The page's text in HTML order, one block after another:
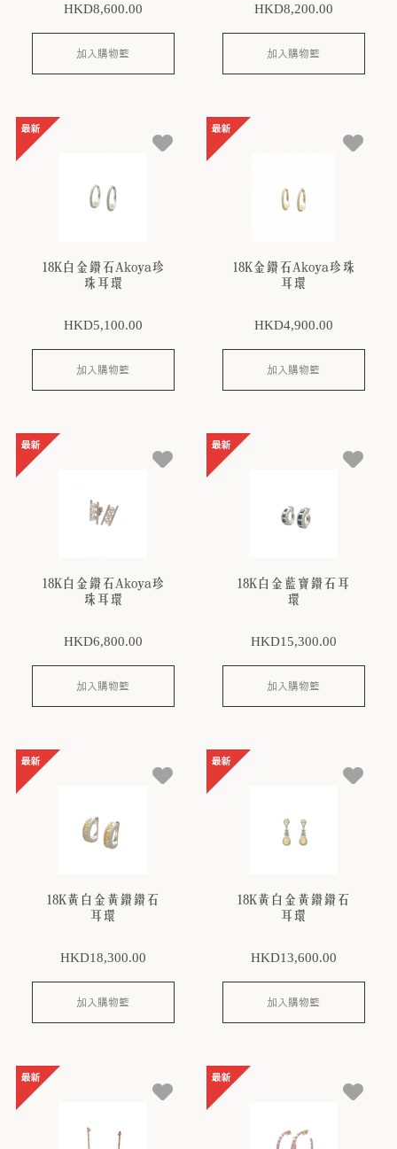
HKD8,600.00
加入購物籃
HKD8,200.00
加入購物籃
18K白金鑽石Akoya珍
珠耳環
HKD5,100.00
加入購物籃
18K金鑽石Akoya珍珠
耳環
HKD4,900.00
加入購物籃
18K白金鑽石Akoya珍
珠耳環
HKD6,800.00
加入購物籃
18K白金藍寶鑽石耳
環
HKD15,300.00
加入購物籃
18K黃白金黃鑽鑽石
耳環
HKD18,300.00
加入購物籃
18K黃白金黃鑽鑽石
耳環
HKD13,600.00
加入購物籃